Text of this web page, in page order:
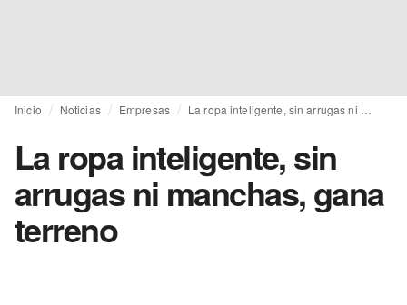
Inicio Noticias Empresas
La ropa inteligente, sin
arrugas ni manchas, gana
terreno